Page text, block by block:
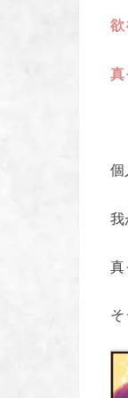
欲
真
個
我
真
そ